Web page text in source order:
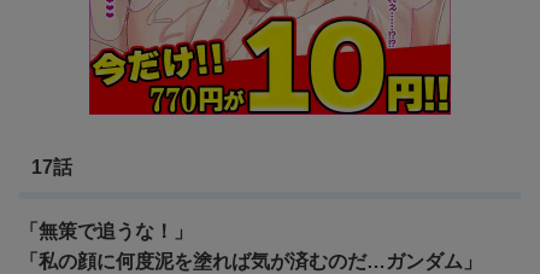
17話
「無策で追うな！」
「私の顔に何度泥を塗れば気が済むのだ…ガンダム」